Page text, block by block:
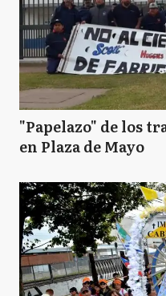
"Papelazo" de los
en Plaza de Mayo